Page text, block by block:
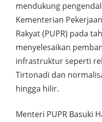
mendukung
Kementerian
Rakyat (PUPR) pada
menyelesaikan
infrastruktur seperti
Tirtonadi dan
hingga hilir.
Menteri PUPR Basuki